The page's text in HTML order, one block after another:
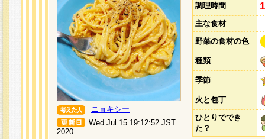
ニョキシー
Wed Jul 15 19:12:52 JST
2020
調理時間
主な食材
野菜の食材の色
種類
季節
火と包丁
ひとりででき
た？